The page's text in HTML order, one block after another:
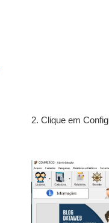
2. Clique em